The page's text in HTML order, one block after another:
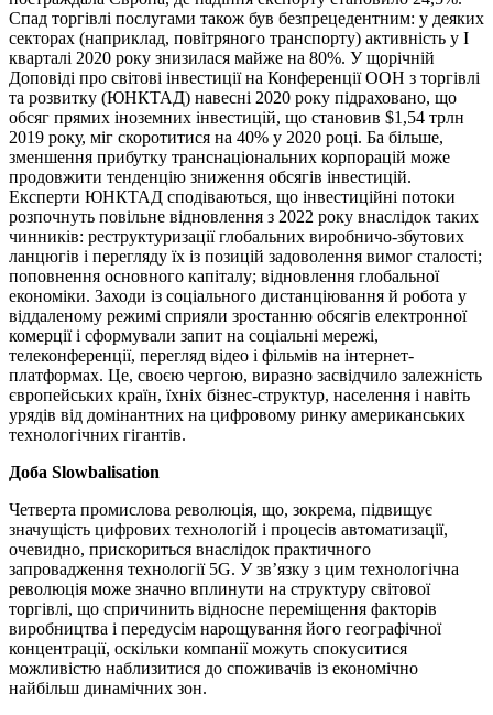
Спад торгівлі послугами також був безпрецедентним: у деяких
секторах (наприклад, повітряного транспорту) активність у І
кварталі 2020 року знизилася майже на 80%. У щорічній
Доповіді про світові інвестиції на Конференції ООН з торгівлі
та розвитку (ЮНКТАД) навесні 2020 року підраховано, що
обсяг прямих іноземних інвестицій, що становив $1,54 трлн
2019 року, міг скоротитися на 40% у 2020 році. Ба більше,
зменшення прибутку транснаціональних корпорацій може
продовжити тенденцію зниження обсягів інвестицій.
Експерти ЮНКТАД сподіваються, що інвестиційні потоки
розпочнуть повільне відновлення з 2022 року внаслідок таких
чинників: реструктуризації глобальних виробничо-збутових
ланцюгів і перегляду їх із позицій задоволення вимог сталості;
поповнення основного капіталу; відновлення глобальної
економіки. Заходи із соціального дистанціювання й робота у
віддаленому режимі сприяли зростанню обсягів електронної
комерції і сформували запит на соціальні мережі,
телеконференції, перегляд відео і фільмів на інтернет-
платформах. Це, своєю чергою, виразно засвідчило залежність
європейських країн, їхніх бізнес-структур, населення і навіть
урядів від домінантних на цифровому ринку американських
технологічних гігантів.
Доба Slowbalisation
Четверта промислова революція, що, зокрема, підвищує
значущість цифрових технологій і процесів автоматизації,
очевидно, прискориться внаслідок практичного
запровадження технології 5G. У зв’язку з цим технологічна
революція може значно вплинути на структуру світової
торгівлі, що спричинить відносне переміщення факторів
виробництва і передусім нарощування його географічної
концентрації, оскільки компанії можуть спокуситися
можливістю наблизитися до споживачів із економічно
найбільш динамічних зон.